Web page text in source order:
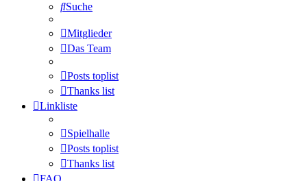
Suche
Mitglieder
Das Team
Posts toplist
Thanks list
Linkliste
Spielhalle
Posts toplist
Thanks list